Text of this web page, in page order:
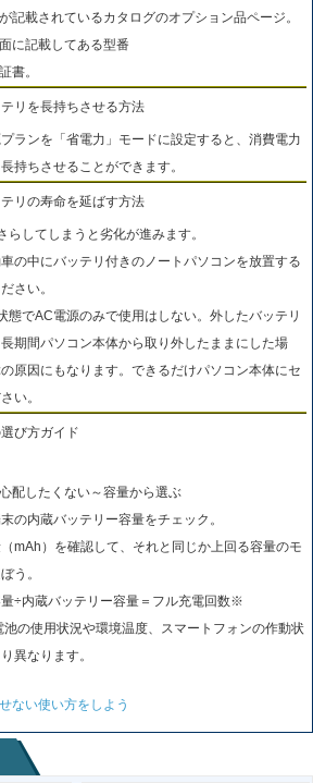
記載されているカタログのオプション品ページ。
に記載してある型番
書。
リを長持ちさせる方法
ランを「省電力」モードに設定すると、消費電力
持ちさせることができます。
リの寿命を延ばす方法
らしてしまうと劣化が進みます。
の中にバッテリ付きのノートパソコンを放置する
さい。
態でAC電源のみで使用はしない。外したバッテリ
期間パソコン本体から取り外したままにした場
原因にもなります。できるだけパソコン本体にセ
い。
び方ガイド
配したくない～容量から選ぶ
の内蔵バッテリー容量をチェック。
mAh）を確認して、それと同じか上回る容量のモ
う。
÷内蔵バッテリー容量＝フル充電回数※
の使用状況や環境温度、スマートフォンの作動状
異なります。
ない使い方をしよう